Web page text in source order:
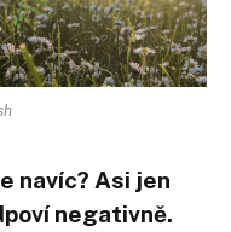
navíc? Asi jen
negativně.